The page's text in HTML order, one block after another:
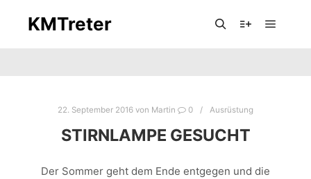
KMTreter
22. September 2016 von Martin 0 Ausrüstung
STIRNLAMPE GESUCHT
Der Sommer geht dem Ende entgegen und die